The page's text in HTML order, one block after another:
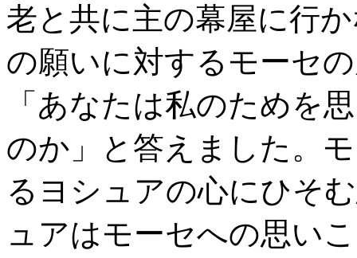
老と共に主の幕屋に行
の願いに対するモーセ
「あなたは私のためを
のか」と答えました。
るヨシュアの心にひそ
ュアはモーセへの思い